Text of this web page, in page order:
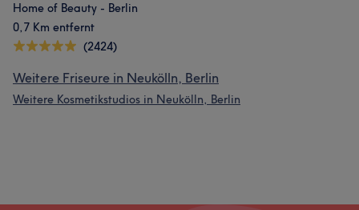
Home of Beauty - Berlin
0,7 Km entfernt
(2424)
Weitere Friseure in Neukölln, Berlin
Weitere Kosmetikstudios in Neukölln, Berlin